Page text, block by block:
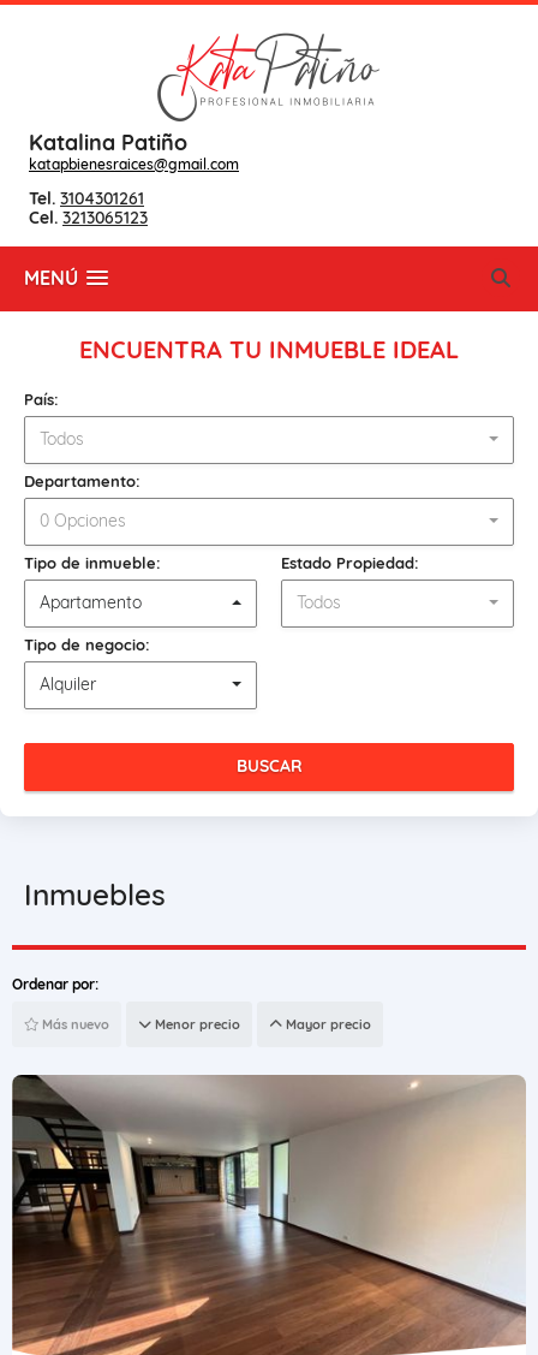
Katalina Patiño
katapbienesraices@gmail.com
Tel. 3104301261
Cel. 3213065123
MENÚ
ENCUENTRA TU INMUEBLE IDEAL
País:
Todos
Departamento:
0 Opciones
Tipo de inmueble:
Apartamento
Estado Propiedad:
Todos
Tipo de negocio:
Alquiler
BUSCAR
Inmuebles
Ordenar por:
Más nuevo Menor precio Mayor precio